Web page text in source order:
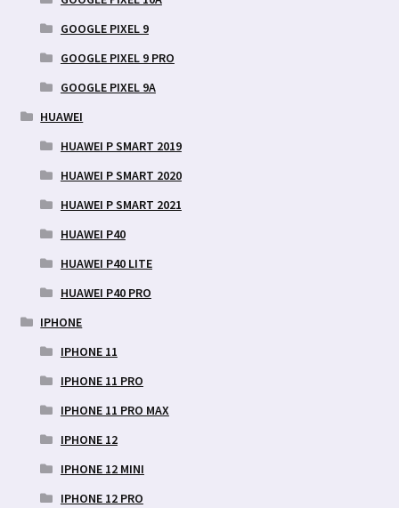
GOOGLE PIXEL 9
GOOGLE PIXEL 9 PRO
GOOGLE PIXEL 9A
HUAWEI
HUAWEI P SMART 2019
HUAWEI P SMART 2020
HUAWEI P SMART 2021
HUAWEI P40
HUAWEI P40 LITE
HUAWEI P40 PRO
IPHONE
IPHONE 11
IPHONE 11 PRO
IPHONE 11 PRO MAX
IPHONE 12
IPHONE 12 MINI
IPHONE 12 PRO